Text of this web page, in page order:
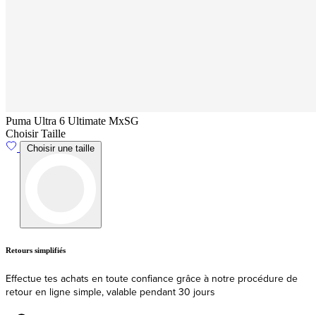
Puma Ultra 6 Ultimate MxSG
Choisir Taille
Choisir une taille
Livraison
Expédition et livraison rapides depuis l'UE